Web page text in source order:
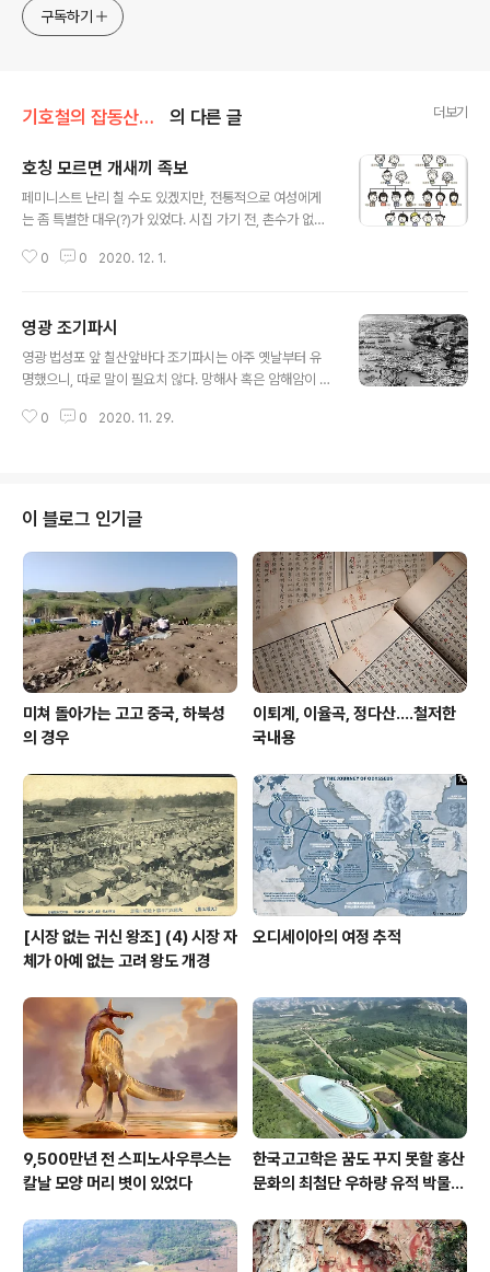
approach will be to resist any common sense or
generalized viewpoint
구독하기
기호철의 잡동산이雜同散異 의 다른 글 더보기
호칭 모르면 개새끼 족보
페미니스트 난리 칠 수도 있겠지만, 전통적으로 여성에게
는 좀 특별한 대우(?)가 있었다. 시집 가기 전, 촌수가 없는
출가한 이후로는 시댁 사람이 되었다는 뜻으로 자손에게는
가지로 누나는 김씨자金氏姉처럼 누이는 김씨매金氏妹
처럼 고모는 김씨고金氏姑 따위로 불렀다.예컨대, 저자가
유씨인데 '韓氏妹'를 '누이 한씨'라고 번역하는 경우가 상
다가 개새끼 족보 보는 느낌이 들었다.
0 0 2020. 12. 1.
영광 조기파시
영광 법성포 앞 칠산앞바다 조기파시는 아주 옛날부터 유
명했으니, 따로 말이 필요치 않다. 망해사 혹은 암해암이 영
秋潭 김우급金友伋(1574~1643)은 그의 벗으로 자가
이가 이곳에서 남긴 시문이 전한다. 《망해사에서 고깃배 등
불을 읊다[望海寺詠漁燈]》 눈에 가득히 펼쳐진 일천 점
들 極目羅千點 높았다 낮았다 원근을 오가도다 悠揚近
遠行 신기루에 잠겨 기묘함 빼앗기고 奪奇潛怪蜃 큰고
래 달리니 무서워 나뉘었소 分㥘走長鯨 중은 하늘에 달이
없어 놀라고 僧訝天無月 아이 물에 별 있다고 시끄럽네 ..
0 0 2020. 11. 29.
이 블로그 인기글
미쳐 돌아가는 고고 중국, 하북성
의 경우
이퇴계, 이율곡, 정다산....철저한
국내용
[시장 없는 귀신 왕조] (4) 시장 자
체가 아예 없는 고려 왕도 개경
오디세이아의 여정 추적
9,500만년 전 스피노사우루스는
칼날 모양 머리 볏이 있었다
한국고고학은 꿈도 꾸지 못할 홍산
문화의 최첨단 우하량 유적 박물관